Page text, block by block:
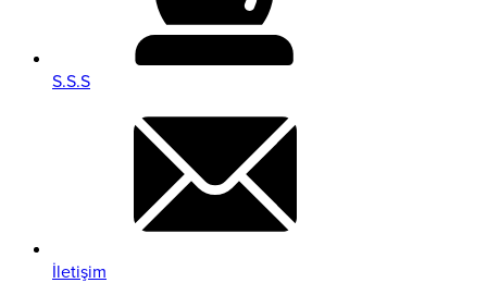
S.S.S
İletişim